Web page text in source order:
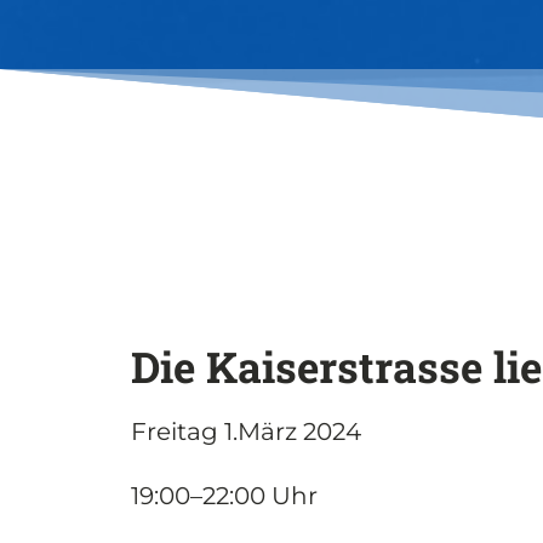
Die Kai­ser­stras­se
Frei­tag 1.März 2024
19:00–22:00 Uhr